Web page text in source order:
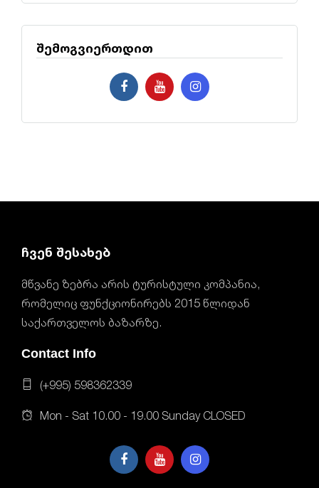
შემოგვიერთდით
ჩვენ შესახებ
მწვანე ზებრა არის ტურისტული კომპანია,
რომელიც ფუნქციონირებს 2015 წლიდან
საქართველოს ბაზარზე.
Contact Info
(+995) 598362339
Mon - Sat 10.00 - 19.00 Sunday CLOSED